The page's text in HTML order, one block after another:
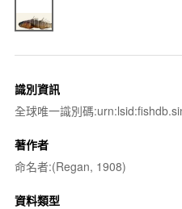
識別資訊
全球唯一識別碼
著作者
命名者:(Regan, 1908)
資料類型